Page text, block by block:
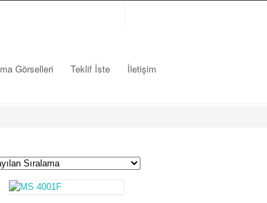
Görselleri Teklif İste İletişim